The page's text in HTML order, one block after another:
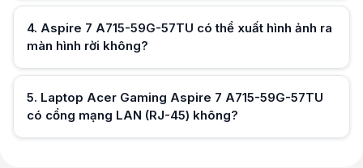
Hữu ích (0)
4. Aspire 7 A715-59G-57TU có thể xuất hình ảnh ra
màn hình rời không?
Hữu ích (0)
5. Laptop Acer Gaming Aspire 7 A715-59G-57TU
có cổng mạng LAN (RJ-45) không?